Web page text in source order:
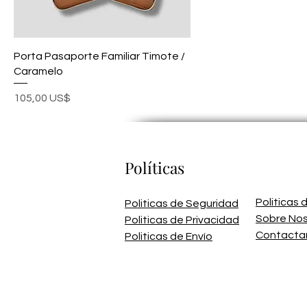
Porta Pasaporte Familiar Timote /
Caramelo
Precio
105,00 US$
Políticas
Politicas de Seguridad
Politicas de Privacidad
Politicas de Envío
Politicas
Sobre